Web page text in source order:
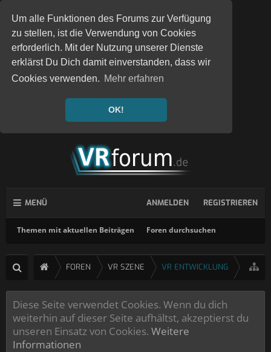
Um alle Funktionen des Forums zur Verfügung
zu stellen, ist die Verwendung von Cookies
erforderlich. Mit der Nutzung unserer Dienste
erklärst Du Dich damit einverstanden, dass wir
Cookies verwenden. Mehr erfahren
OK!
MENÜ
Themen mit aktuellen Beiträgen Foren durchsuchen
ANMELDEN REGISTRIEREN
FOREN VR SZENE VR ENTWICKLUNG
Diese Seite verwendet Cookies. Wenn du dich
weiterhin auf dieser Seite aufhältst, akzeptierst du
unseren Einsatz von Cookies. Weitere
Informationen